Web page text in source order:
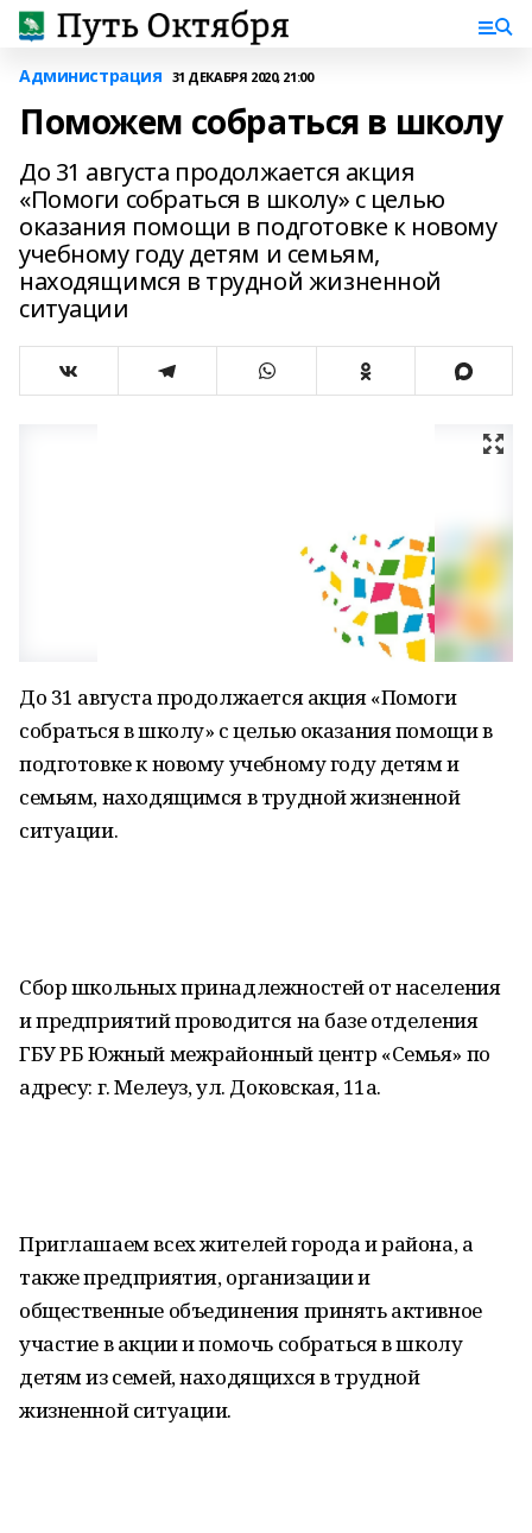
Администрация 31 ДЕКАБРЯ 2020, 21:00
Поможем собраться в школу
До 31 августа продолжается акция
«Помоги собраться в школу» с целью
оказания помощи в подготовке к новому
учебному году детям и семьям,
находящимся в трудной жизненной
ситуации
До 31 августа продолжается акция «Помоги
собраться в школу» с целью оказания помощи в
подготовке к новому учебному году детям и
семьям, находящимся в трудной жизненной
ситуации.
Сбор школьных принадлежностей от населения
и предприятий проводится на базе отделения
ГБУ РБ Южный межрайонный центр «Семья» по
адресу: г. Мелеуз, ул. Доковская, 11а.
Приглашаем всех жителей города и района, а
также предприятия, организации и
общественные объединения принять активное
участие в акции и помочь собраться в школу
детям из семей, находящихся в трудной
жизненной ситуации.